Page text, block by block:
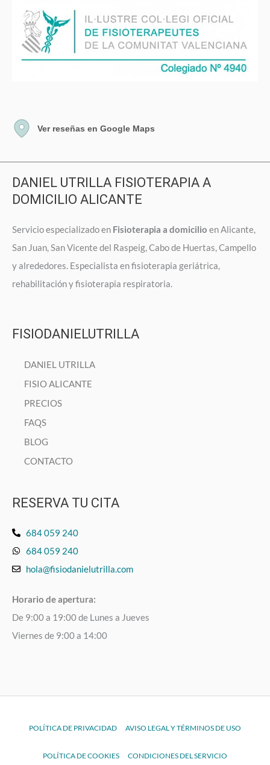
Ver reseñas en Google Maps
DANIEL UTRILLA FISIOTERAPIA A
DOMICILIO ALICANTE
Servicio especializado en Fisioterapia a domicilio en Alicante,
San Juan, San Vicente del Raspeig, Cabo de Huertas, Campello
y alrededores. Especialista en fisioterapia geriátrica,
rehabilitación y fisioterapia respiratoria.
FISIODANIELUTRILLA
DANIEL UTRILLA
FISIO ALICANTE
PRECIOS
FAQS
BLOG
CONTACTO
RESERVA TU CITA
684 059 240
684 059 240
hola@fisiodanielutrilla.com
Horario de apertura:
De 9:00 a 19:00 de Lunes a Jueves
Viernes de 9:00 a 14:00
POLÍTICA DE PRIVACIDAD AVISO LEGAL Y TÉRMINOS DE USO
POLÍTICA DE COOKIES CONDICIONES DEL SERVICIO